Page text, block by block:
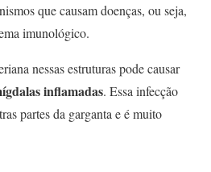
que causam doenças, ou seja,
imunológico.
nessas estruturas pode causar
inflamadas. Essa infecção
partes da garganta e é muito